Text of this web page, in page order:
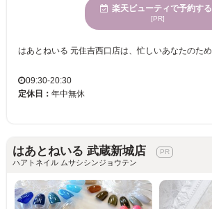
楽天ビューティで予約する
[PR]
09:30-20:30
定休日： 年中無休
はあとねいる 武蔵新城店
ハアトネイル ムサシシンジョウテン